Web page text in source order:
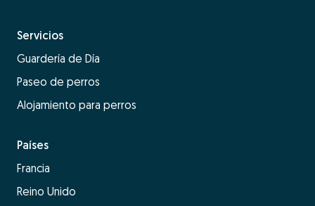
Servicios
Guardería de Día
Paseo de perros
Alojamiento para perros
Países
Francia
Reino Unido